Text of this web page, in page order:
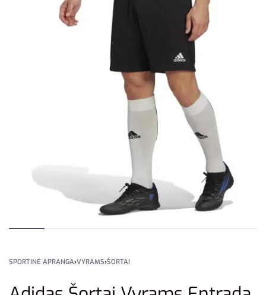
SPORTINĖ APRANGA›VYRAMS›ŠORTAI